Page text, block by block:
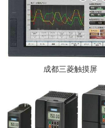
成都三菱触摸屏